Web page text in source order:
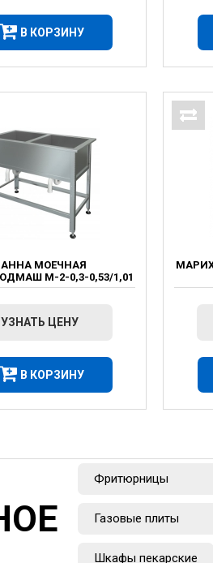
В КОРЗИНУ
МОЕЧНАЯ
М-2-0,3-0,53/1,01
УЗНАТЬ ЦЕНУ
В КОРЗИНУ
Фритюрницы
Газовые плиты
Шкафы пекарские